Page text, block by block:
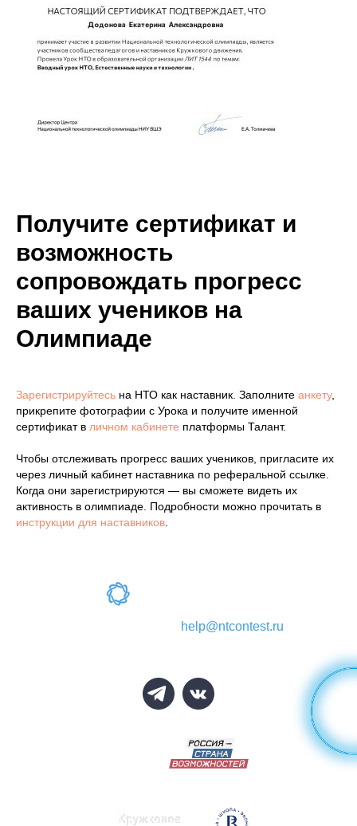
Получите сертификат и
возможность
сопровождать прогресс
ваших учеников на
Олимпиаде
Зарегистрируйтесь на НТО как наставник. Заполните анкету,
прикрепите фотографии с Урока и получите именной
сертификат в личном кабинете платформы Талант.
Чтобы отслеживать прогресс ваших учеников, пригласите их
через личный кабинет наставника по реферальной ссылке.
Когда они зарегистрируются — вы сможете видеть их
активность в олимпиаде. Подробности можно прочитать в
инструкции для наставников
help@ntcontest.ru